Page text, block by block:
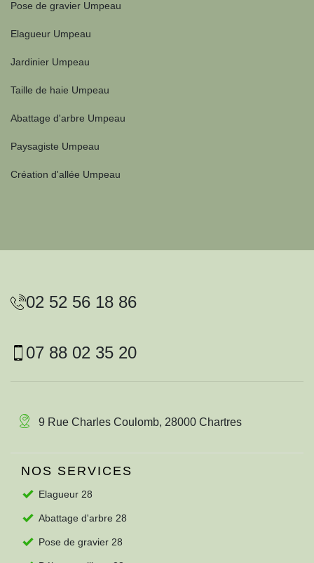
Pose de gravier Umpeau
Elagueur Umpeau
Jardinier Umpeau
Taille de haie Umpeau
Abattage d'arbre Umpeau
Paysagiste Umpeau
Création d'allée Umpeau
02 52 56 18 86
07 88 02 35 20
9 Rue Charles Coulomb, 28000 Chartres
NOS SERVICES
Elagueur 28
Abattage d'arbre 28
Pose de gravier 28